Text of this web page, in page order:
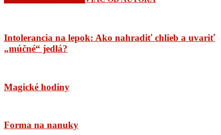
Intolerancia na lepok: Ako nahradiť chlieb a uvariť
„múčné“ jedlá?
Magické hodiny
Forma na nanuky